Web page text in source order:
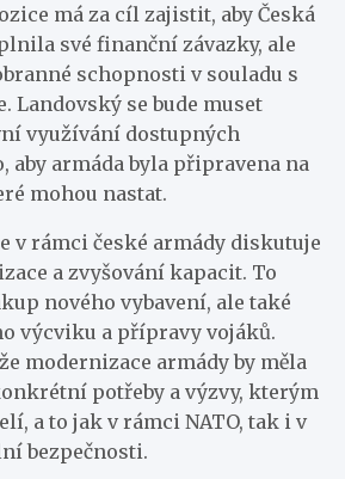
má za cíl zajistit, aby Česká
své finanční závazky, ale
schopnosti v souladu s
Landovský se bude muset
využívání dostupných
aby armáda byla připravena na
mohou nastat.
v rámci české armády diskutuje
a zvyšování kapacit. To
nového vybavení, ale také
výcviku a přípravy vojáků.
modernizace armády by měla
potřeby a výzvy, kterým
a to jak v rámci NATO, tak i v
bezpečnosti.